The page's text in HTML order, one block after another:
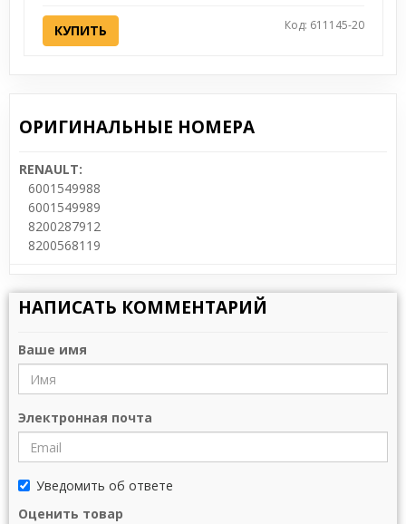
КУПИТЬ Код: 611145-20
ОРИГИНАЛЬНЫЕ НОМЕРА
RENAULT:
6001549988
6001549989
8200287912
8200568119
НАПИСАТЬ КОММЕНТАРИЙ
Ваше имя
Электронная почта
Уведомить об ответе
Оценить товар